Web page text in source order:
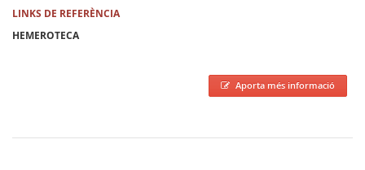
LINKS DE REFERÈNCIA
HEMEROTECA
Aporta més informació